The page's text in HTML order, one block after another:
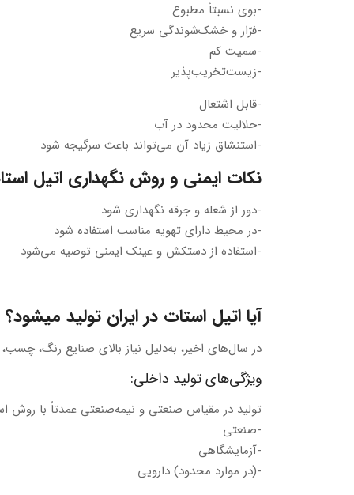
-بوی نسبتاً مطبوع
-فرّار و خشک‌شوندگی سریع
-سمیت کم
-زیست‌تخریب‌پذیر
-قابل اشتعال
-حلالیت محدود در آب
-استنشاق زیاد آن می‌تواند باعث سرگیجه شود
نکات ایمنی و روش نگهداری اتیل
-دور از شعله و جرقه نگهداری شود
-در محیط دارای تهویه مناسب استفاده شود
-استفاده از دستکش و عینک ایمنی توصیه می‌شود
آیا اتیل استات در ایران تولید میشود؟
در سال‌های اخیر، به‌دلیل نیاز بالای صنایع رنگ،
ویژگی‌های تولید داخلی:
تولید در مقیاس صنعتی و نیمه‌صنعتی عمدتاً با روش
-صنعتی
-آزمایشگاهی
-(در موارد محدود) دارویی